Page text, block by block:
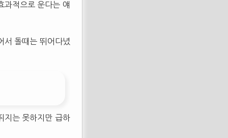
과적으로 운다는 얘
서 돌때는 뛰어다녔
지는 못하지만 급하